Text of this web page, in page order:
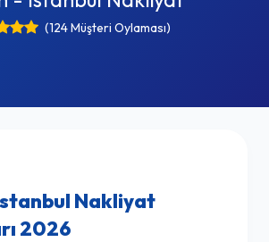
(124 Müşteri Oylaması)
Nakliyat
2026